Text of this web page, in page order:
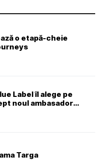
o etapă-cheie
Label îl alege pe
noul ambasador
Targa